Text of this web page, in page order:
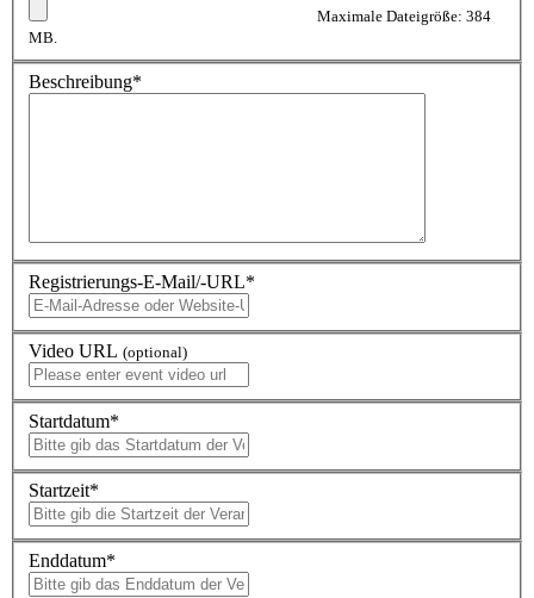
Maximale Dateigröße: 384
MB.
Beschreibung*
Registrierungs-E-Mail/-URL*
Video URL (optional)
Startdatum*
Startzeit*
Enddatum*